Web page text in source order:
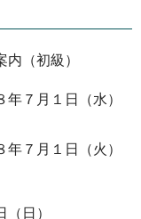
（初級）
１日（水）
日（火）
日）